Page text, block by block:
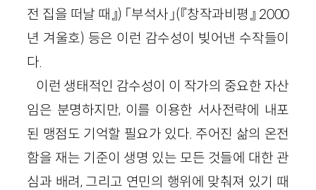
전 집을 떠날 때』) 「부석사」(『창작과비평』 2000
년 겨울호) 등은 이런 감수성이 빚어낸 수작들이
다.
이런 생태적인 감수성이 이 작가의 중요한 자산
임은 분명하지만, 이를 이용한 서사전략에 내포
된 맹점도 기억할 필요가 있다. 주어진 삶의 온전
함을 재는 기준이 생명 있는 모든 것들에 대한 관
심과 배려, 그리고 연민의 행위에 맞춰져 있기 때